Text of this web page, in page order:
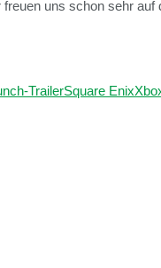
freuen uns schon sehr auf
TrailerSquare Enix